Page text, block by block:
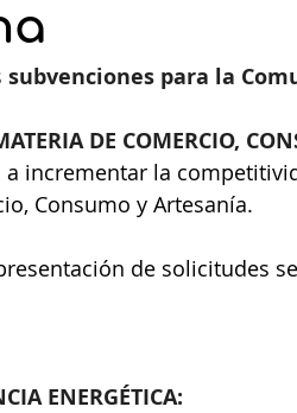
subvenciones para la
DE COMERCIO,
a incrementar la
Consumo y Artesanía.
de solicitudes
ENERGÉTICA: